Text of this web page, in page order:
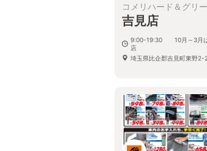
コメリハード＆グリ
吉見店
9:00-19:30 10月～3月
店
埼玉県比企郡吉見町東野2-